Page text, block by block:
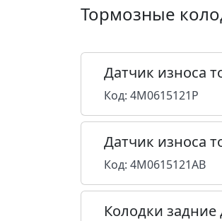
Тормозные
Датчик износа
Код: 4M0615121P
Датчик износа
Код: 4M0615121AB
Колодки